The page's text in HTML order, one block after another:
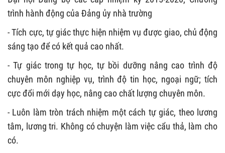
trình hành động của Đảng ủy nhà trường
- Tích cực, tự giác thực hiện nhiệm vụ được giao, chủ động
sáng tạo để có kết quả cao nhất.
- Tự giác trong tự học, tự bồi dưỡng nâng cao trình độ
chuyên môn nghiệp vụ, trình độ tin học, ngoại ngữ; tích
cực đổi mới dạy học, nâng cao chất lượng chuyên môn.
- Luôn làm tròn trách nhiệm một cách tự giác, theo lương
tâm, lương tri. Không có chuyện làm việc cẩu thả, làm cho
có.